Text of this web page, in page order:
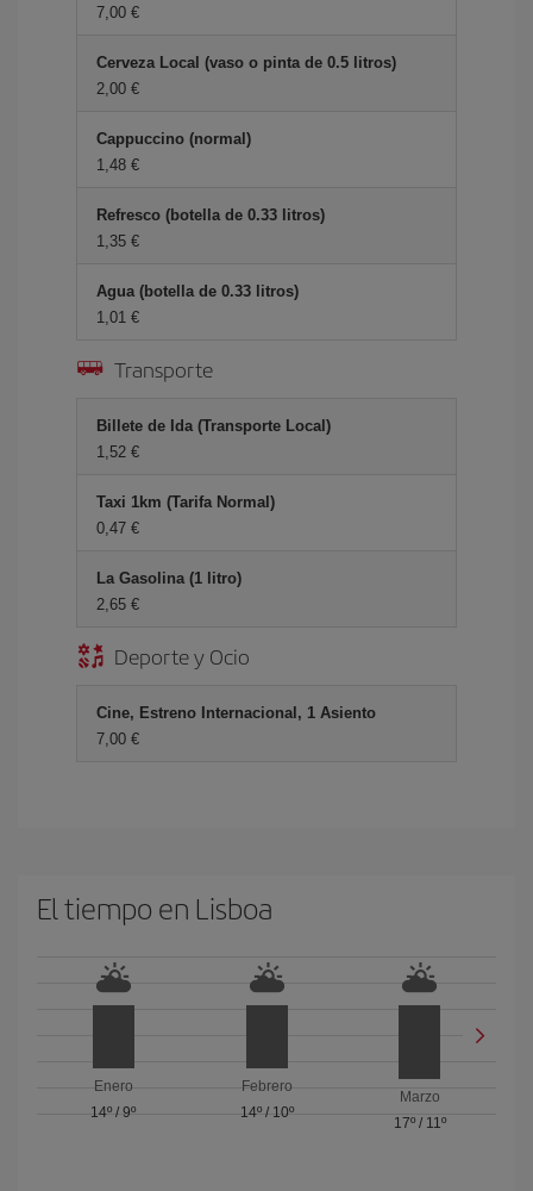
7,00 €
Cerveza Local (vaso o pinta de 0.5 litros)
2,00 €
Cappuccino (normal)
1,48 €
Refresco (botella de 0.33 litros)
1,35 €
Agua (botella de 0.33 litros)
1,01 €
Transporte
Billete de Ida (Transporte Local)
1,52 €
Taxi 1km (Tarifa Normal)
0,47 €
La Gasolina (1 litro)
2,65 €
Deporte y Ocio
Cine, Estreno Internacional, 1 Asiento
7,00 €
El tiempo en Lisboa
Enero
14º /9º
Febrero
14º/ 10º
Marzo
17º/ 11º